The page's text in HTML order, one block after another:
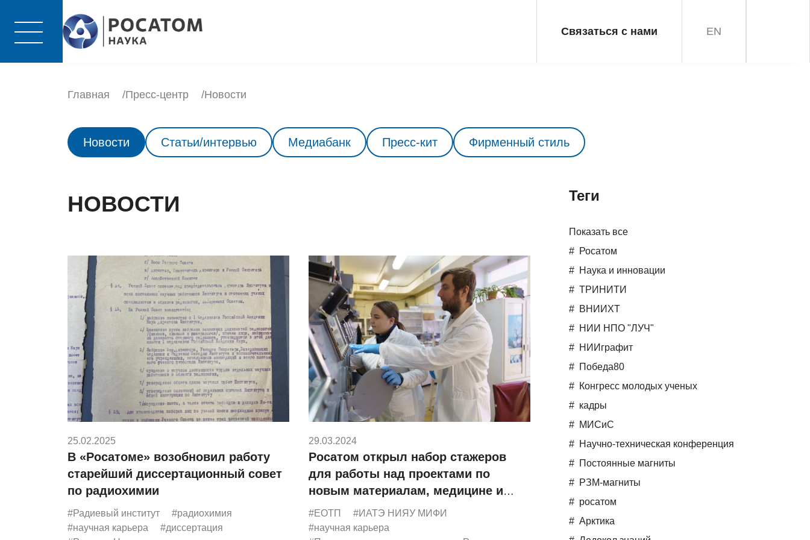
Связаться с нами EN
Главная Пресс-центр Новости
Новости Статьи/интервью Медиабанк Пресс-кит Фирменный стиль
НОВОСТИ
25.02.2025
В «Росатоме» возобновил работу
старейший диссертационный совет
по радиохимии
#Радиевый институт
#радиохимия
#научная карьера
#диссертация
29.03.2024
Росатом открыл набор стажеров
для работы над проектами по
новым материалам, медицине и
энергетике
#ЕОТП
#ИАТЭ НИЯУ МИФИ
#научная карьера
Teги
Показать все
Росатом
Наука и инновации
ТРИНИТИ
ВНИИХТ
НИИ НПО "ЛУЧ"
НИИграфит
Победа80
Конгресс молодых ученых
кадры
МИСиС
Научно-техническая конференция
Постоянные магниты
РЗМ-магниты
росатом
Арктика